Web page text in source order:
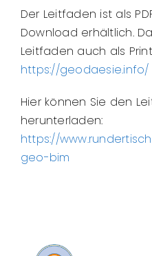
Der Leitfaden ist als
Download erhältlich.
Leitfaden auch als
https://geodaesie.info/
Hier können Sie den
herunterladen:
https://
geo-bim